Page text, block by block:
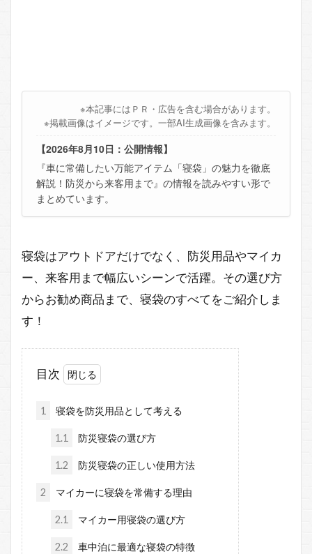
※本記事にはＰＲ・広告を含む場合があります。
※掲載画像はイメージです。一部AI生成画像を含みます。
【2026年8月10日：公開情報】
『車に常備したい万能アイテム「寝袋」の魅力を徹底
解説！防災から来客用まで』の情報を読みやすい形で
まとめています。
寝袋はアウトドアだけでなく、防災用品やマイカ
ー、来客用まで幅広いシーンで活躍。その選び方
からお勧め商品まで、寝袋のすべてをご紹介しま
す！
目次
1 寝袋を防災用品として考える
1.1 防災寝袋の選び方
1.2 防災寝袋の正しい使用方法
2 マイカーに寝袋を常備する理由
2.1 マイカー用寝袋の選び方
2.2 車中泊に最適な寝袋の特徴